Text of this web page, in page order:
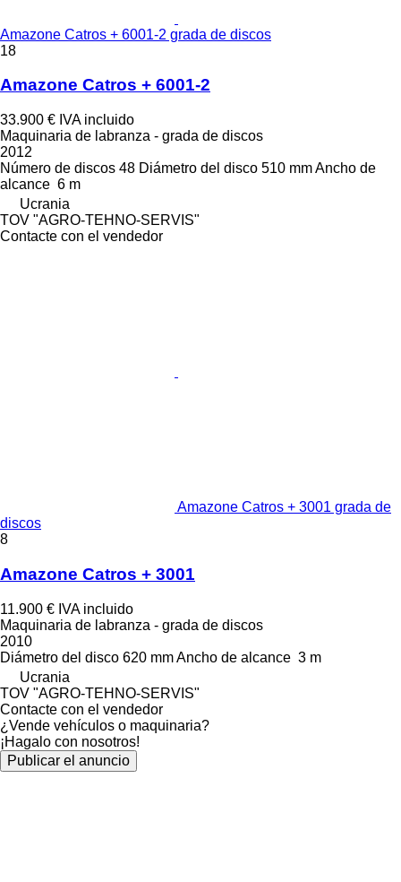
Amazone Catros + 6001-2 grada de discos
18
Amazone Catros + 6001-2
33.900 € IVA incluido
Maquinaria de labranza - grada de discos
2012
Número de discos 48 Diámetro del disco 510 mmAncho de
alcance 6 m
Ucrania
TOV "AGRO-TEHNO-SERVIS"
Contacte con el vendedor
Amazone Catros + 3001 grada de
discos
8
Amazone Catros + 3001
11.900 € IVA incluido
Maquinaria de labranza - grada de discos
2010
Diámetro del disco 620 mmAncho de alcance 3 m
Ucrania
TOV "AGRO-TEHNO-SERVIS"
Contacte con el vendedor
¿Vende vehículos o maquinaria?
¡Hagalo con nosotros!
Publicar el anuncio